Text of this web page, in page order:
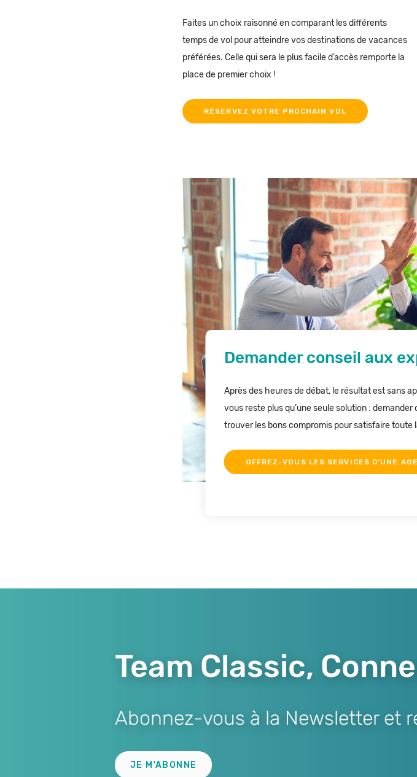
Faites un choix raisonné en comparant les différents
temps de vol pour atteindre vos destinations de vacances
préférées. Celle qui sera le plus facile d’accès remporte la
place de premier choix !
RÉSERVEZ VOTRE PROCHAIN VOL
Demander conseil aux
Après des heures de débat, le résultat est sans
vous reste plus qu’une seule solution :
trouver les bons compromis pour satisfaire toute
OFFREZ-VOUS LES SERVICES D’UNE
Team Classic,
Abonnez-vous à la Newsletter et
JE M'ABONNE